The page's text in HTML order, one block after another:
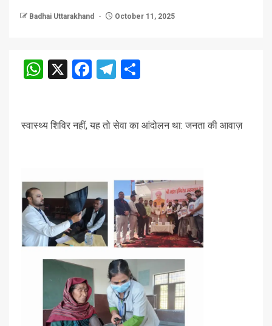
Badhai Uttarakhand October 11, 2025
WhatsApp
X Facebook
Telegram
स्वास्थ्य शिविर नहीं, यह तो सेवा का आंदोलन था: जनता की आवाज़